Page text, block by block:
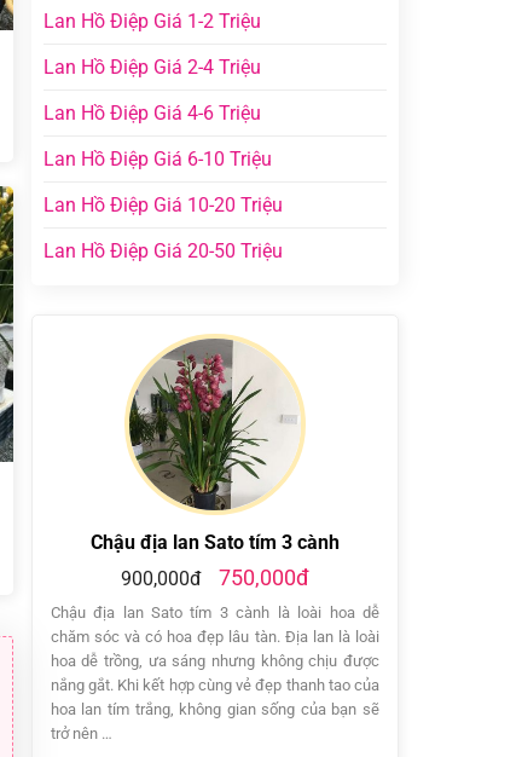
Lan Hồ Điệp Giá 1-2 Triệu
Lan Hồ Điệp Giá 2-4 Triệu
Lan Hồ Điệp Giá 4-6 Triệu
Lan Hồ Điệp Giá 6-10 Triệu
Lan Hồ Điệp Giá 10-20 Triệu
Lan Hồ Điệp Giá 20-50 Triệu
Chậu địa lan Sato tím 3 cành
900,000đ
750,000đ
Chậu địa lan Sato tím 3 cành là loài hoa dễ
chăm sóc và có hoa đẹp lâu tàn. Địa lan là loài
hoa dễ trồng, ưa sáng nhưng không chịu được
nắng gắt. Khi kết hợp cùng vẻ đẹp thanh tao của
hoa lan tím trắng, không gian sống của bạn sẽ
trở nên …